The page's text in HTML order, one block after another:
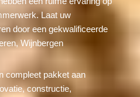
Laat uw
door een gekwalificeerde
Wijnbergen
compleet pakket aan
constructie,